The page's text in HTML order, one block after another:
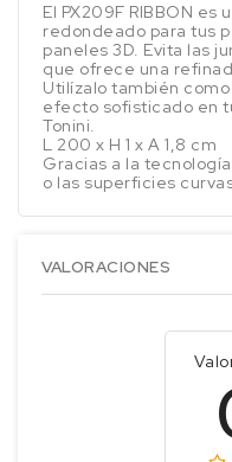
El PX209F RIBBON
redondeado para tus
paneles 3D. Evita las
que ofrece una
Utilízalo también
efecto sofisticado en
Tonini.
L 200 x H 1 x A 1,8 cm
Gracias a la
o las superficies
VALORACIONES